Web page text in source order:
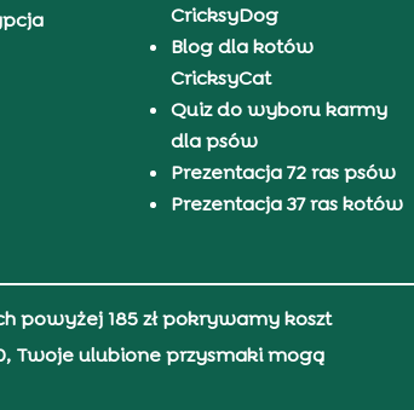
CricksyDog
Blog dla kotów
CricksyCat
Quiz do wyboru karmy
dla psów
Prezentacja 72 ras psów
Prezentacja 37 ras kotów
powyżej 185 zł pokrywamy koszt
Twoje ulubione przysmaki mogą